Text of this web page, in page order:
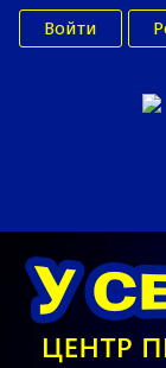
Войти